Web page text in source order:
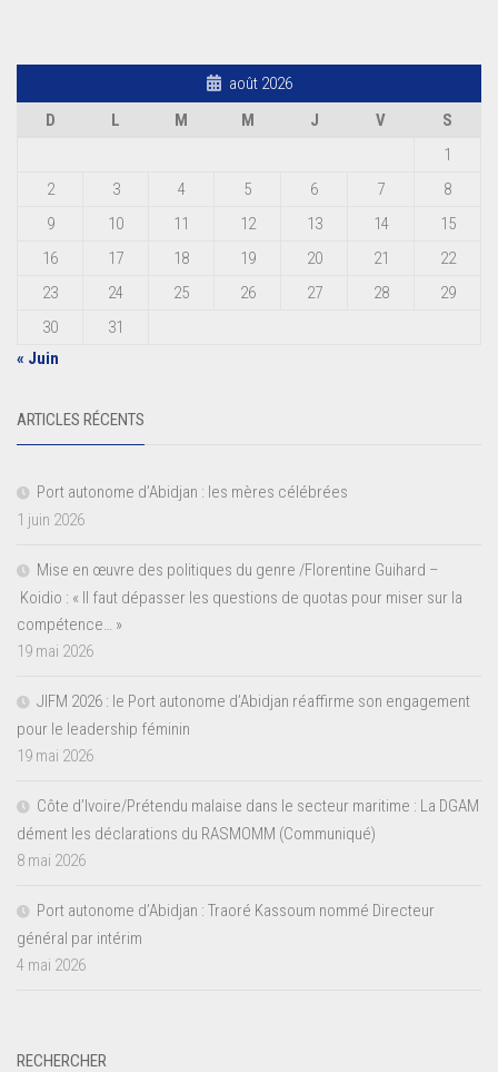
août 2026
D
L M M J V
S
1
2
3 4 5 6 7
8
9
10 11 12 13 14
15
16
17 18 19 20 21
22
23
24 25 26 27 28
29
30
31
« Juin
ARTICLES RÉCENTS
Port autonome d’Abidjan : les mères célébrées
1 juin 2026
Mise en œuvre des politiques du genre /Florentine Guihard –
Koidio : « Il faut dépasser les questions de quotas pour miser sur la
compétence… »
19 mai 2026
JIFM 2026 : le Port autonome d’Abidjan réaffirme son engagement
pour le leadership féminin
19 mai 2026
Côte d’Ivoire/Prétendu malaise dans le secteur maritime : La DGAM
dément les déclarations du RASMOMM (Communiqué)
8 mai 2026
Port autonome d’Abidjan : Traoré Kassoum nommé Directeur
général par intérim
4 mai 2026
RECHERCHER